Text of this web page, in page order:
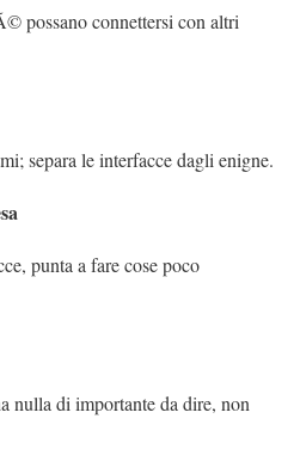
possano connettersi con altri
separa le interfacce dagli enigne.
punta a fare cose poco
nulla di importante da dire, non